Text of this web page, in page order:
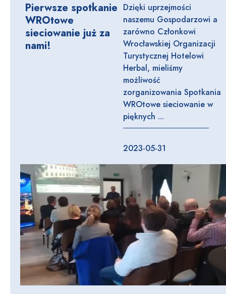
Pierwsze spotkanie
WROtowe
sieciowanie już za
nami!
Dzięki uprzejmości
naszemu Gospodarzowi a
zarówno Członkowi
Wrocławskiej Organizacji
Turystycznej Hotelowi
Herbal, mieliśmy
możliwość
zorganizowania Spotkania
WROtowe sieciowanie w
pięknych ...
2023-05-31